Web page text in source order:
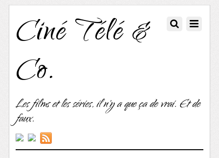
Ciné Télé &
Co.
Les films et les séries, il n'y a que ça de vrai. Et de
faux.